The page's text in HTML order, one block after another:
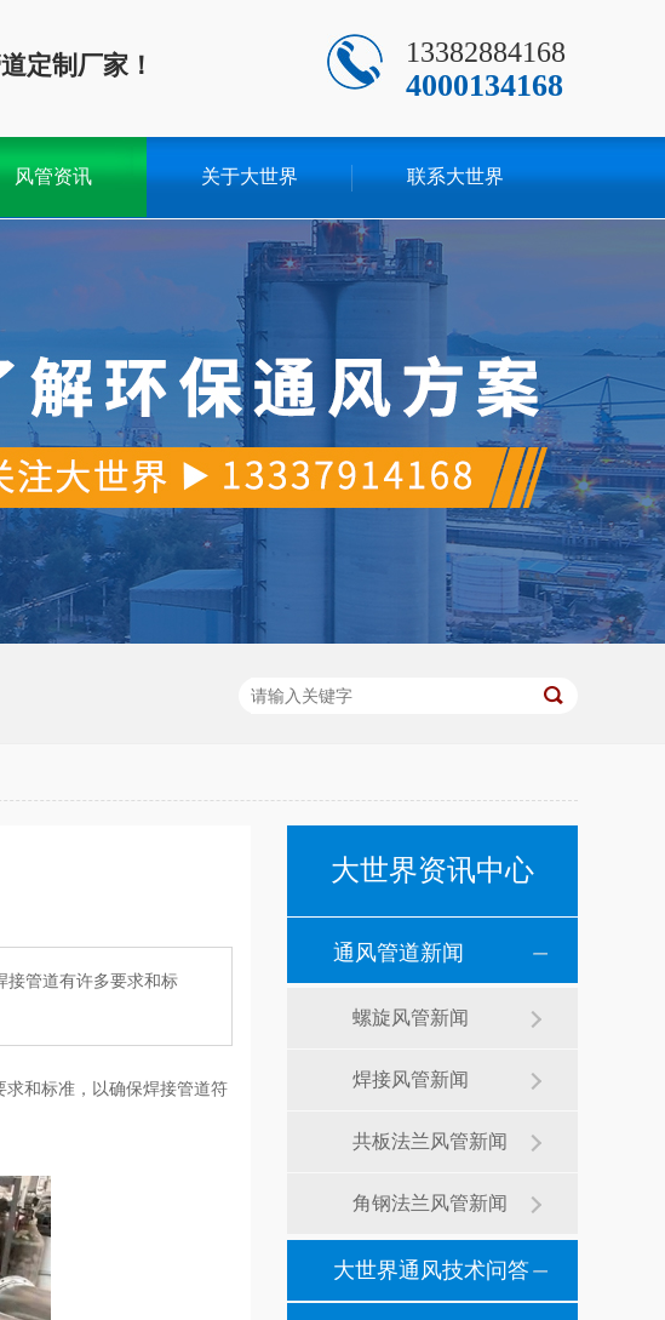
定制厂家！ 13382884168
4000134168
风管资讯 关于大世界 联系大世界
接管道有许多要求和标
和标准，以确保焊接管道符
大世界资讯中心
通风管道新闻
螺旋风管新闻
焊接风管新闻
共板法兰风管新闻
角钢法兰风管新闻
大世界通风技术问答